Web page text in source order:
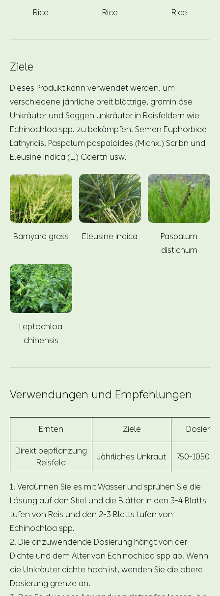
Rice Rice Rice
Ziele
Dieses Produkt kann verwendet werden, um
verschiedene jährliche breit blättrige, gramin öse
Unkräuter und Seggen unkräuter in Reisfeldern wie
Echinochloa spp. zu bekämpfen. Semen Euphorbiae
Lathyridis, Paspalum paspaloides (Michx.) Scribn und
Eleusine indica (L.) Gaertn usw.
Barnyard grass Eleusine indica
Paspalum
distichum
Leptochloa
chinensis
Verwendungen und Empfehlungen
Ernten Ziele
Direkt bepflanzung
Reisfeld
Jährliches Unkraut 750-1050
1. Verdünnen Sie es mit Wasser und sprühen Sie die
Lösung auf den Stiel und die Blätter in den 3-4 Blatts
tufen von Reis und den 2-3 Blatts tufen von
Echinochloa spp.
2. Die anzuwendende Dosierung hängt von der
Dichte und dem Alter von Echinochloa spp ab. Wenn
die Unkräuter dichte hoch ist, wenden Sie die obere
Dosierung grenze an.